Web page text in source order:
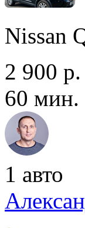
Nissan
2 900 р.
60 мин.
1 авто